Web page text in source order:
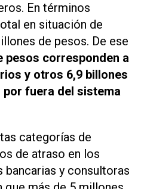
En términos
en situación de
de pesos. De ese
pesos corresponden a
y otros 6,9 billones
fuera del sistema
categorías de
de atraso en los
y consultoras